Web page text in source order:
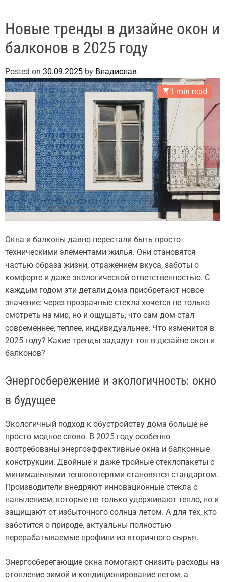
Новые тренды в дизайне окон и
балконов в 2025 году
Posted on 30.09.2025 by Владислав
1 min read
Окна и балконы давно перестали быть просто
техническими элементами жилья. Они становятся
частью образа жизни, отражением вкуса, заботы о
комфорте и даже экологической ответственностью. С
каждым годом эти детали дома приобретают новое
значение: через прозрачные стекла хочется не только
смотреть на мир, но и ощущать, что сам дом стал
современнее, теплее, индивидуальнее. Что изменится в
2025 году? Какие тренды зададут тон в дизайне окон и
балконов?
Энергосбережение и экологичность: окно
в будущее
Экологичный подход к обустройству дома больше не
просто модное слово. В 2025 году особенно
востребованы энергоэффективные окна и балконные
конструкции. Двойные и даже тройные стеклопакеты с
минимальными теплопотерями становятся стандартом.
Производители внедряют инновационные стекла с
напылением, которые не только удерживают тепло, но и
защищают от избыточного солнца летом. А для тех, кто
заботится о природе, актуальны полностью
перерабатываемые профили из вторичного сырья.
Энергосберегающие окна помогают снизить расходы на
отопление зимой и кондиционирование летом, а